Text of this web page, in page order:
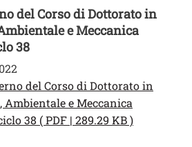
del Corso di Dottorato in
e Meccanica
38
del Corso di Dottorato in
Ambientale e Meccanica
38 ( PDF | 289.29 KB )Apri il link